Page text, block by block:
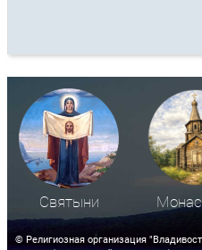
Святыни
© Религиозная организация